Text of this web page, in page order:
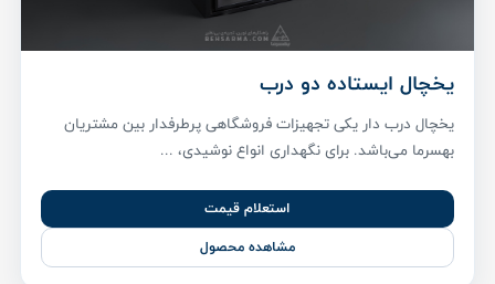
یخچال ایستاده دو درب
یخچال درب دار یکی تجهیزات فروشگاهی پر‌طرفدار بین مشتریان
بهسرما می‌باشد. برای نگهداری انواع نوشیدی، ...
استعلام قیمت
مشاهده محصول